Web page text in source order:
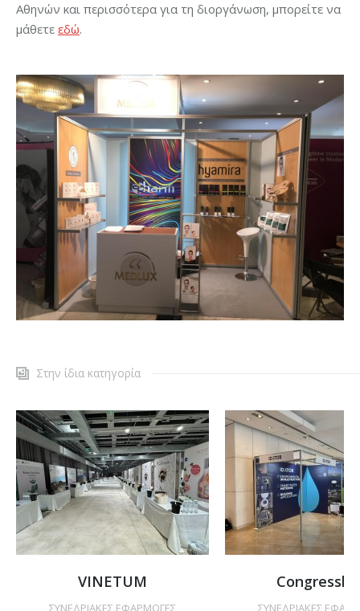
Αθηνών και περισσότερα για τη διοργάνωση, μπορείτε να
μάθετε εδώ.
Στην ίδια κατηγορία
VINETUM
ΣΥΝΕΔΡΙΑΚΕΣ ΕΦΑΡΜΟΓΕΣ ΣΥΝΕΔΡΙΑΚΕΣ